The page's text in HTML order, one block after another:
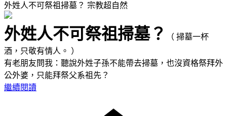
外姓人不可祭祖掃墓？ 宗教超自然
外姓人不可祭祖掃墓？
（ 掃墓一杯
酒，只敬有情人。 ）
有老朋友問我：聽說外姓子孫不能帶去掃墓，也沒資格祭拜外
公外婆，只能拜祭父系祖先？
繼續閱讀